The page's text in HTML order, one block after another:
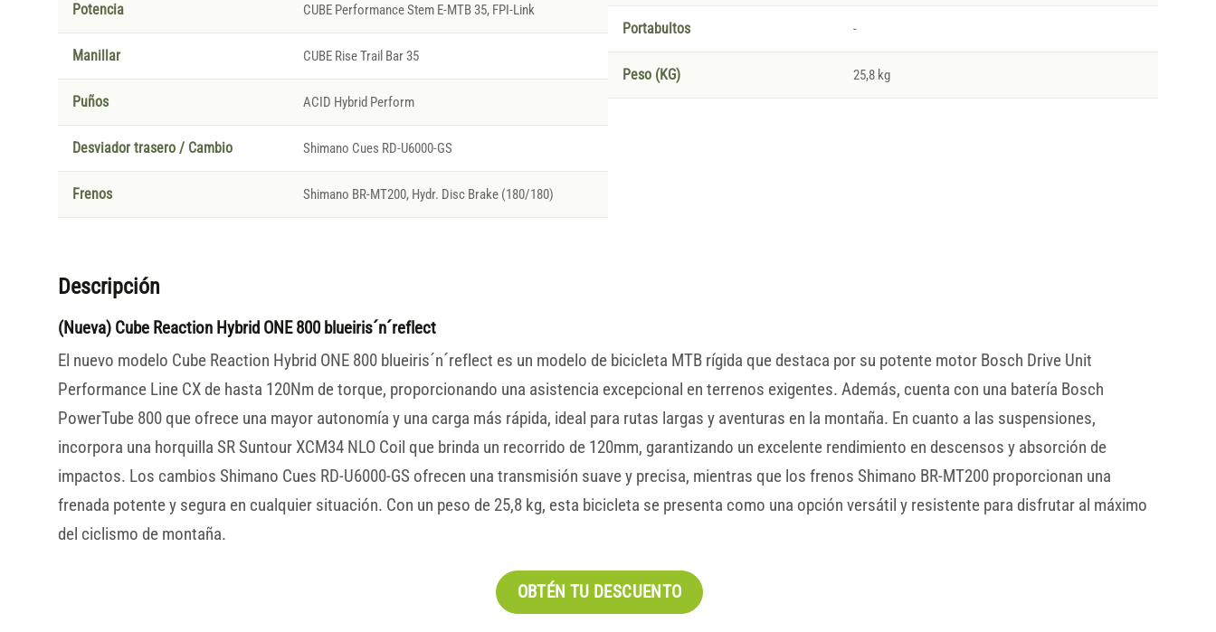
Potencia CUBE Performance Stem E-MTB 35, FPI-Link
Manillar CUBE Rise Trail Bar 35
Puños ACID Hybrid Perform
Desviador trasero / Cambio Shimano Cues RD-U6000-GS
Frenos Shimano BR-MT200, Hydr. Disc Brake (180/180)
Portabultos -
Peso (KG) 25,8 kg
Descripción
(Nueva) Cube Reaction Hybrid ONE 800 blueiris´n´reflect
El nuevo modelo Cube Reaction Hybrid ONE 800 blueiris´n´reflect es un modelo de bicicleta MTB rígida que destaca por su potente motor Bosch Drive Unit
Performance Line CX de hasta 120Nm de torque, proporcionando una asistencia excepcional en terrenos exigentes. Además, cuenta con una batería Bosch
PowerTube 800 que ofrece una mayor autonomía y una carga más rápida, ideal para rutas largas y aventuras en la montaña. En cuanto a las suspensiones,
incorpora una horquilla SR Suntour XCM34 NLO Coil que brinda un recorrido de 120mm, garantizando un excelente rendimiento en descensos y absorción de
impactos. Los cambios Shimano Cues RD-U6000-GS ofrecen una transmisión suave y precisa, mientras que los frenos Shimano BR-MT200 proporcionan una
frenada potente y segura en cualquier situación. Con un peso de 25,8 kg, esta bicicleta se presenta como una opción versátil y resistente para disfrutar al máximo
del ciclismo de montaña.
OBTÉN TU DESCUENTO